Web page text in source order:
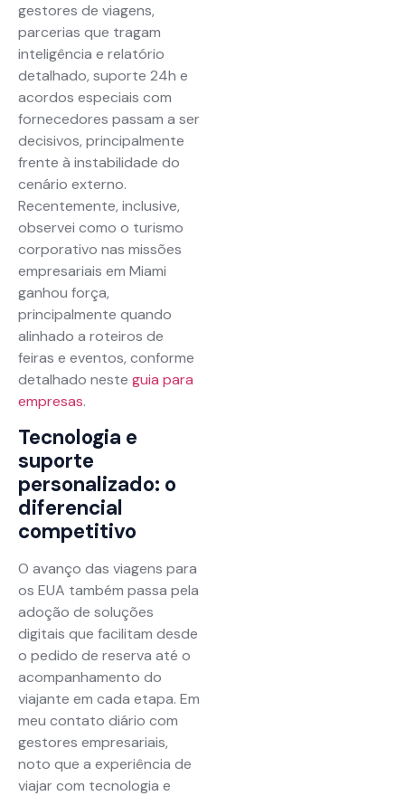
gestores de viagens,
parcerias que tragam
inteligência e relatório
detalhado, suporte 24h e
acordos especiais com
fornecedores passam a ser
decisivos, principalmente
frente à instabilidade do
cenário externo.
Recentemente, inclusive,
observei como o turismo
corporativo nas missões
empresariais em Miami
ganhou força,
principalmente quando
alinhado a roteiros de
feiras e eventos, conforme
detalhado neste guia para
empresas.
Tecnologia e
suporte
personalizado: o
diferencial
competitivo
O avanço das viagens para
os EUA também passa pela
adoção de soluções
digitais que facilitam desde
o pedido de reserva até o
acompanhamento do
viajante em cada etapa. Em
meu contato diário com
gestores empresariais,
noto que a experiência de
viajar com tecnologia e